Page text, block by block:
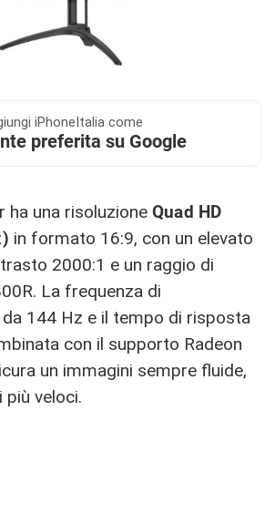
iPhoneItalia come
preferita su Google
ha una risoluzione Quad HD
in formato 16:9, con un elevato
2000:1 e un raggio di
La frequenza di
144 Hz e il tempo di risposta
con il supporto Radeon
un immagini sempre fluide,
più veloci.